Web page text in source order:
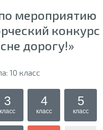
мероприятию
конкурс
дорогу!»
10 класс
3
класс
4
класс
5
класс